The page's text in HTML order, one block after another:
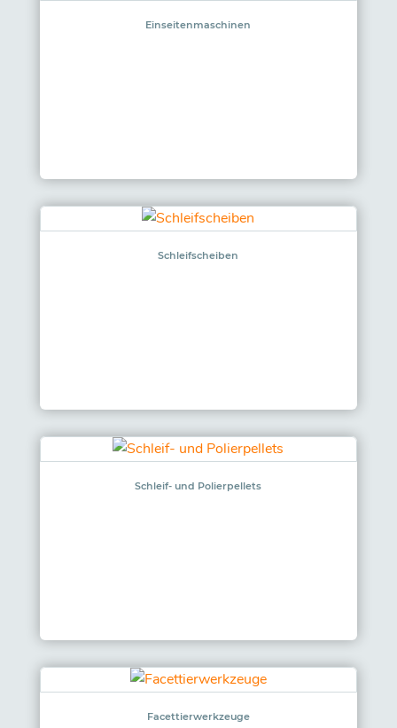
Einseitenmaschinen
Schleifscheiben
Schleif- und Polierpellets
Facettierwerkzeuge